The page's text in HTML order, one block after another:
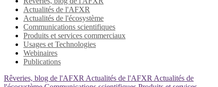
Actualités de l'AFXR
Actualités de l'écosystème
Communications scientifiques
Produits et services commerciaux
Usages et Technologies
Webinaires
Publications
Rêveries, blog de l'AFXR Actualités de l'AFXR Actualités de